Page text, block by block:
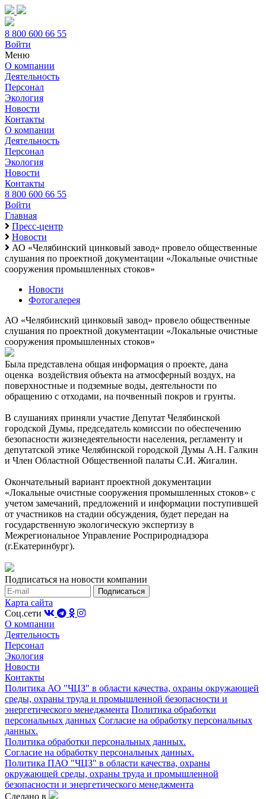
8 800 600 66 55
Войти
Меню
О компании
Деятельность
Персонал
Экология
Новости
Контакты
О компании
Деятельность
Персонал
Экология
Новости
Контакты
8 800 600 66 55
Войти
Главная
Пресс-центр
Новости
АО «Челябинский цинковый завод» провело общественные
слушания по проектной документации «Локальные очистные
сооружения промышленных стоков»
Новости
Фотогалерея
АО «Челябинский цинковый завод» провело общественные
слушания по проектной документации «Локальные очистные
сооружения промышленных стоков»
Была представлена общая информация о проекте, дана
оценка воздействия объекта на атмосферный воздух, на
поверхностные и подземные воды, деятельности по
обращению с отходами, на почвенный покров и грунты.
В слушаниях приняли участие Депутат Челябинской
городской Думы, председатель комиссии по обеспечению
безопасности жизнедеятельности населения, регламенту и
депутатской этике Челябинской городской Думы А.Н. Галкин
и Член Областной Общественной палаты С.И. Жигалин.
Окончательный вариант проектной документации
«Локальные очистные сооружения промышленных стоков» с
учетом замечаний, предложений и информации поступившей
от участников на стадии обсуждения, будет передан на
государственную экологическую экспертизу в
Межрегиональное Управление Росприроднадзора
(г.Екатеринбург).
Подписаться на новости компании
Карта сайта
Соц.сети
О компании
Деятельность
Персонал
Экология
Новости
Контакты
Политика АО "ЧЦЗ" в области качества, охраны окружающей
среды, охраны труда и промышленной безопасности и
энергетического менеджмента Политика обработки
персональных данных Согласие на обработку персональных
данных.
Политика обработки персональных данных.
Согласие на обработку персональных данных.
Политика ПАО "ЧЦЗ" в области качества, охраны
окружающей среды, охраны труда и промышленной
безопасности и энергетического менеджмента
Сделано в